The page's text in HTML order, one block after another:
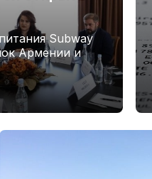
Subway
Армении и